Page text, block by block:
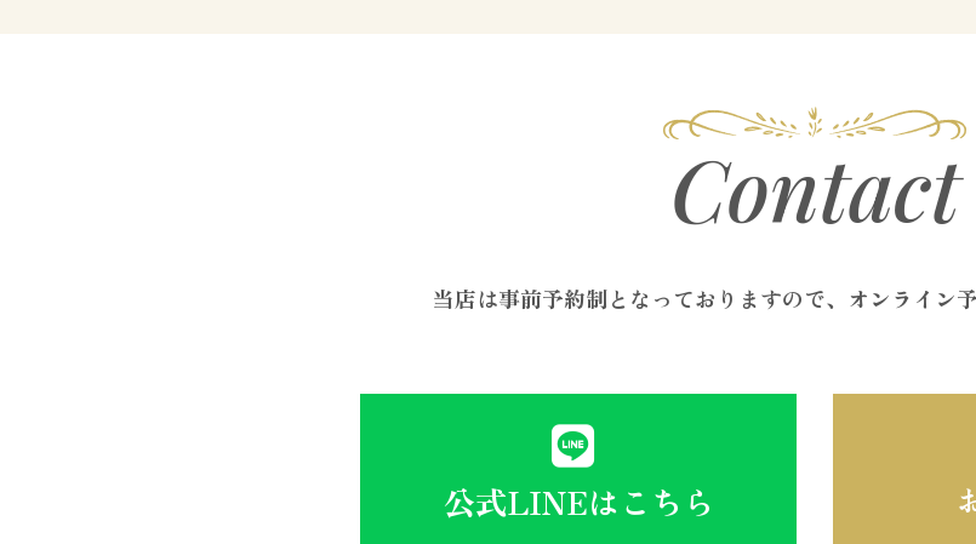
Contact
当店は事前予約制となっておりますので、オンライン
公式LINEはこちら